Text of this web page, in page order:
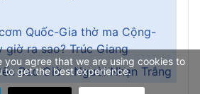
Quốc-Gia thờ ma Cộng-
giờ ra sao? Trúc Giang
Bao Giờ - Người Nhạn Trắng
you agree that we are using cookies to
to get the best experience.